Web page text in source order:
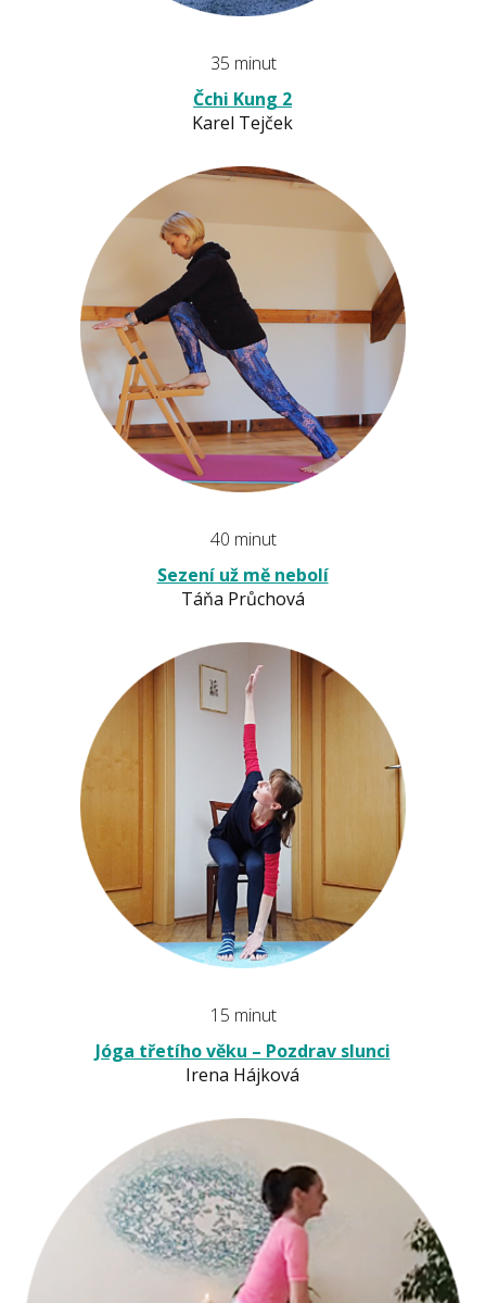
35 minut
Čchi Kung 2
Karel Tejček
40 minut
Sezení už mě nebolí
Táňa Průchová
15 minut
Jóga třetího věku – Pozdrav slunci
Irena Hájková